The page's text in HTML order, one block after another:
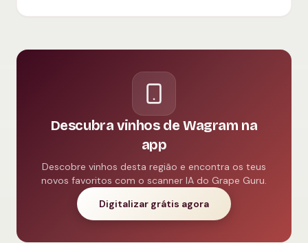
Descubra vinhos de Wagram na
app
Descobre vinhos desta região e encontra os teus
novos favoritos com o scanner IA do Grape Guru.
Digitalizar grátis agora